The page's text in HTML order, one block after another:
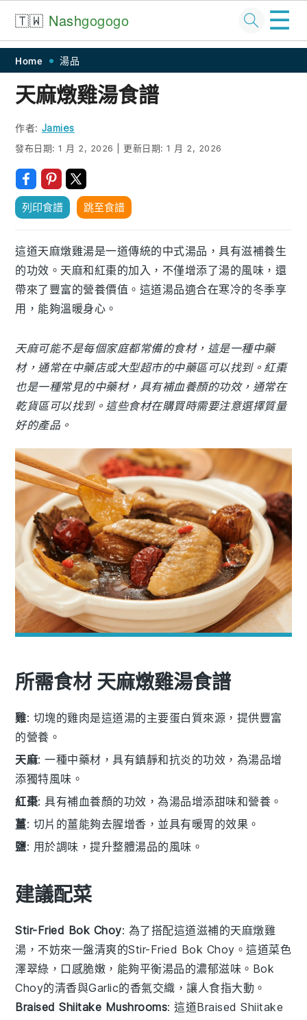
Skip
primary
navigation
Skip
main
content
Skip
primary
sidebar
Skip
footer
🇹🇼 Nashgogogo ☰
Home 湯品
天麻燉雞湯食譜
作者: Jamies
發布日期:1 月 2, 2026 更新日期:1 月 2, 2026
列印食譜 跳至食譜
這道天麻燉雞湯是一道傳統的中式湯品，具有滋補養生
的功效。天麻和紅棗的加入，不僅增添了湯的風味，還
帶來了豐富的營養價值。這道湯品適合在寒冷的冬季享
用，能夠溫暖身心。
天麻可能不是每個家庭都常備的食材，這是一種中藥
材，通常在中藥店或大型超市的中藥區可以找到。紅棗
也是一種常見的中藥材，具有補血養顏的功效，通常在
乾貨區可以找到。這些食材在購買時需要注意選擇質量
好的產品。
所需食材 天麻燉雞湯食譜
雞: 切塊的雞肉是這道湯的主要蛋白質來源，提供豐富
的營養。
天麻: 一種中藥材，具有鎮靜和抗炎的功效，為湯品增
添獨特風味。
紅棗: 具有補血養顏的功效，為湯品增添甜味和營養。
薑: 切片的薑能夠去腥增香，並具有暖胃的效果。
鹽: 用於調味，提升整體湯品的風味。
建議配菜
Stir-Fried Bok Choy: 為了搭配這道滋補的天麻燉雞
湯 ，不妨來一盤清爽的Stir-Fried Bok Choy 。這道菜色
澤翠綠，口感脆嫩，能夠平衡湯品的濃郁滋味。 Bok
Choy的清香與Garlic的香氣交織，讓人食指大動。
Braised Shiitake Mushrooms: 這道Braised Shiitake